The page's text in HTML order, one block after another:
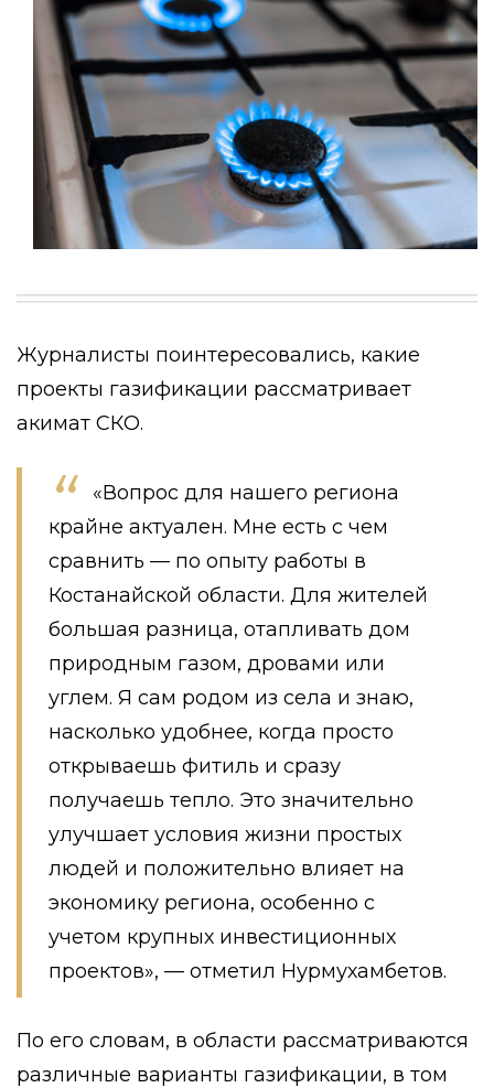
Журналисты поинтересовались, какие
проекты газификации рассматривает
акимат СКО.
«Вопрос для нашего региона
крайне актуален. Мне есть с чем
сравнить — по опыту работы в
Костанайской области. Для жителей
большая разница, отапливать дом
природным газом, дровами или
углем. Я сам родом из села и знаю,
насколько удобнее, когда просто
открываешь фитиль и сразу
получаешь тепло. Это значительно
улучшает условия жизни простых
людей и положительно влияет на
экономику региона, особенно с
учетом крупных инвестиционных
проектов», — отметил Нурмухамбетов.
По его словам, в области рассматриваются
различные варианты газификации, в том